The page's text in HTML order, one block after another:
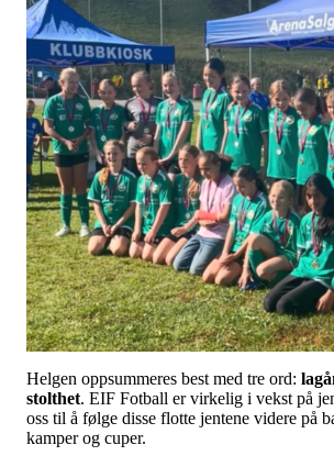
Helgen oppsummeres best med tre ord:
stolthet. EIF Fotball er virkelig i vekst på
oss til å følge disse flotte jentene videre på
kamper og cuper.